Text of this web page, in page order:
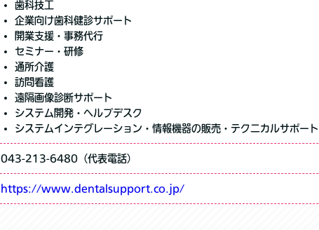
歯科技工
企業向け歯科健診サポート
開業支援・事務代行
セミナー・研修
通所介護
訪問看護
遠隔画像診断サポート
システム開発・ヘルプデスク
システムインテグレーション・情報機器の販売・テクニカルサポート
043-213-6480（代表電話）
https://www.dentalsupport.co.jp/